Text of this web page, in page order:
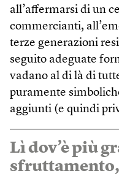
all’affermarsi di un
commercianti,
terze generazioni
seguito adeguate
vadano al di là di
puramente
aggiunti (e quindi
Lì dov’è più